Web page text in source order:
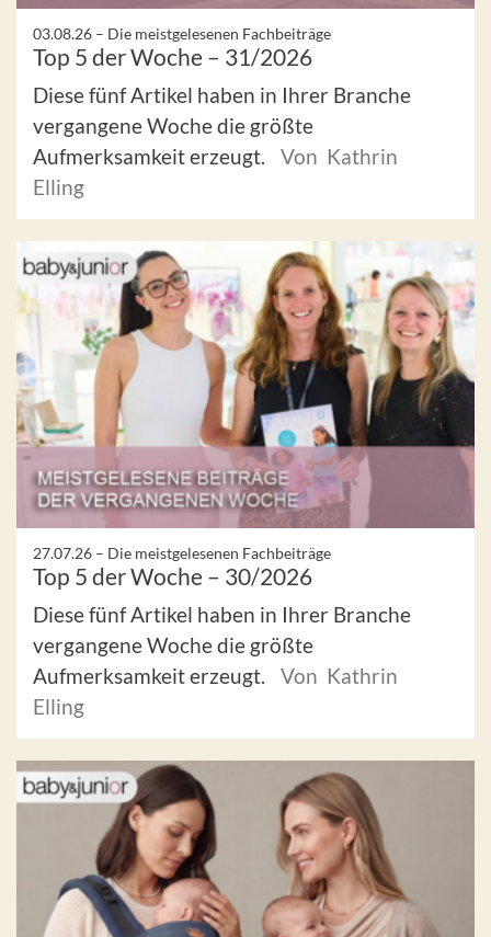
03.08.26 – Die meistgelesenen Fachbeiträge
Top 5 der Woche – 31/2026
Diese fünf Artikel haben in Ihrer Branche
vergangene Woche die größte
Aufmerksamkeit erzeugt.
Von Kathrin
Elling
27.07.26 – Die meistgelesenen Fachbeiträge
Top 5 der Woche – 30/2026
Diese fünf Artikel haben in Ihrer Branche
vergangene Woche die größte
Aufmerksamkeit erzeugt.
Von Kathrin
Elling